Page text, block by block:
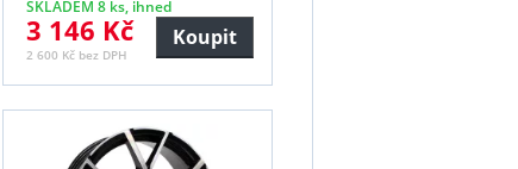
SKLADEM 8 ks, ihned
3 146 Kč
2 600 Kč bez DPH
Koupit